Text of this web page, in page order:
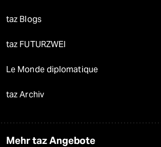
taz Blogs
taz FUTURZWEI
Le Monde diplomatique
taz Archiv
Mehr taz Angebote